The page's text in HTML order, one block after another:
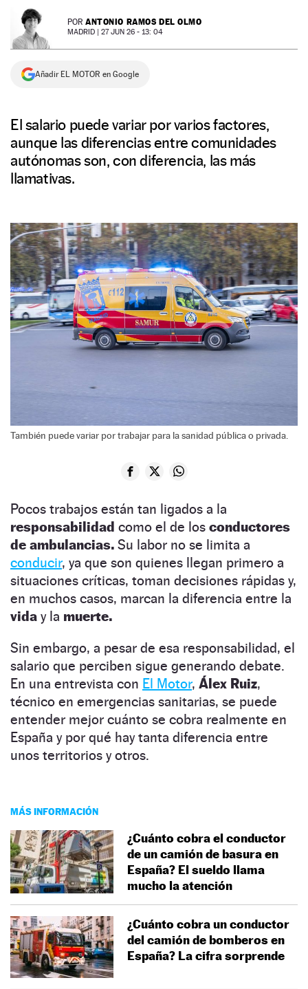
NEWSLETTER POR ANTONIO RAMOS DEL OLMO
MADRID | 27 JUN 26 - 13: 04
Añadir EL MOTOR en Google
El salario puede variar por varios factores,
aunque las diferencias entre comunidades
autónomas son, con diferencia, las más
llamativas.
También puede variar por trabajar para la sanidad pública o privada.
Pocos trabajos están tan ligados a la
responsabilidad como el de los conductores
de ambulancias. Su labor no se limita a
conducir, ya que son quienes llegan primero a
situaciones críticas, toman decisiones rápidas y,
en muchos casos, marcan la diferencia entre la
vida y la muerte.
Sin embargo, a pesar de esa responsabilidad, el
salario que perciben sigue generando debate.
En una entrevista con El Motor, Álex Ruiz,
técnico en emergencias sanitarias, se puede
entender mejor cuánto se cobra realmente en
España y por qué hay tanta diferencia entre
unos territorios y otros.
MÁS INFORMACIÓN
¿Cuánto cobra el conductor
de un camión de basura en
España? El sueldo llama
mucho la atención
¿Cuánto cobra un conductor
del camión de bomberos en
España? La cifra sorprende